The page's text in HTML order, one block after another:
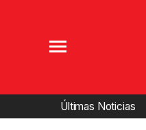
Últimas Noticias